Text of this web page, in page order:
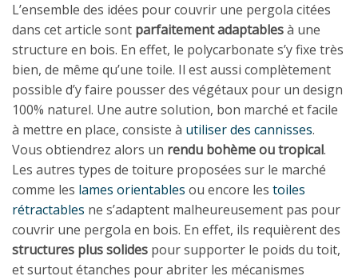
L’ensemble des idées pour couvrir une pergola citées
dans cet article sont parfaitement adaptablesà une
structure en bois. En effet, le polycarbonate s’y fixe très
bien, de même qu’une toile. Il est aussi complètement
possible d’y faire pousser des végétaux pour un design
100% naturel. Une autre solution, bon marché et facile
à mettre en place, consiste à utiliser des cannisses.
Vous obtiendrez alors un rendu bohème ou tropical.
Les autres types de toiture proposées sur le marché
comme les lames orientables ou encore les toiles
rétractables ne s’adaptent malheureusement pas pour
couvrir une pergola en bois. En effet, ils requièrent des
structures plus solides pour supporter le poids du toit,
et surtout étanches pour abriter les mécanismes